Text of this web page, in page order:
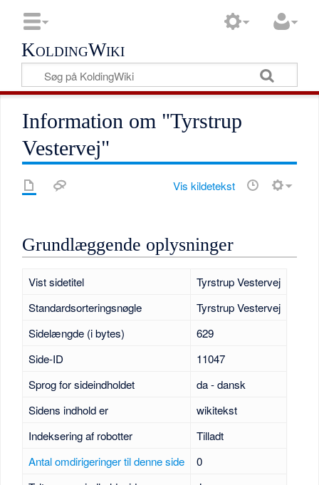
KoldingWiki
Information om "Tyrstrup
Vestervej"
Vis kildetekst
Grundlæggende oplysninger
Vist sidetitel
Tyrstrup Vestervej
Standardsorteringsnøgle
Tyrstrup Vestervej
Sidelængde (i bytes)
629
Side-ID
11047
Sprog for sideindholdet
da - dansk
Sidens indhold er
wikitekst
Indeksering af robotter
Tilladt
Antal omdirigeringer til denne side
0